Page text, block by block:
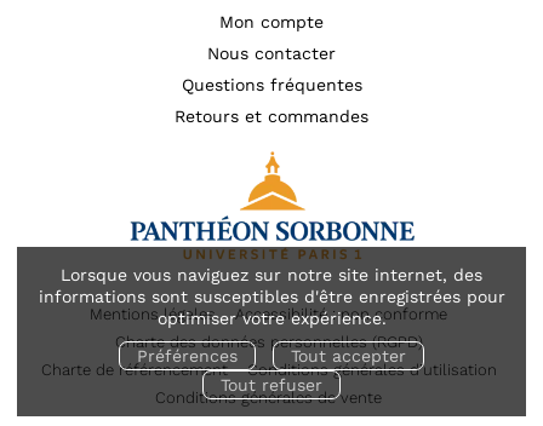
Lorsque vous naviguez sur notre site internet, des
informations sont susceptibles d'être enregistrées pour
optimiser votre expérience.
Préférences
Tout accepter
Tout refuser
Mon compte
Nous contacter
Questions fréquentes
Retours et commandes
Mentions légales
Accessibilité : non conforme
Charte des données personnelles (RGPD)
Charte de référencement
Conditions générales d’utilisation
Conditions générales de vente